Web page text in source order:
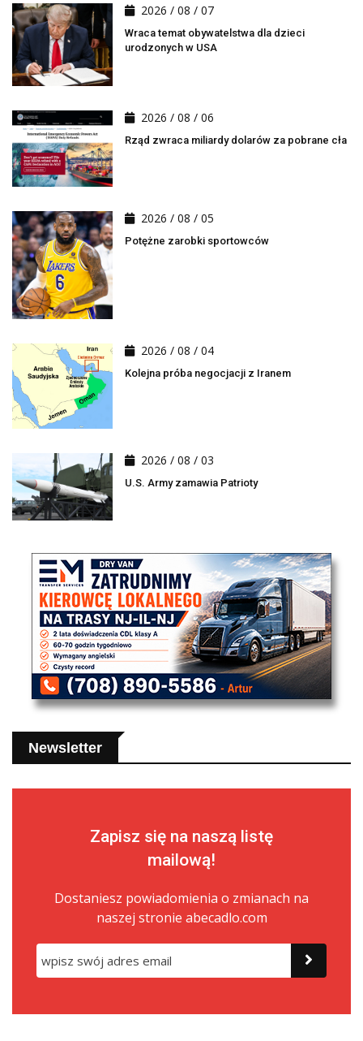
2026 / 08 / 07
Wraca temat obywatelstwa dla dzieci
urodzonych w USA
2026 / 08 / 06
Rząd zwraca miliardy dolarów za pobrane cła
2026 / 08 / 05
Potężne zarobki sportowców
2026 / 08 / 04
Kolejna próba negocjacji z Iranem
2026 / 08 / 03
U.S. Army zamawia Patrioty
Newsletter
Zapisz się na naszą listę
mailową!
Dostaniesz powiadomienia o zmianach na
naszej stronie abecadlo.com